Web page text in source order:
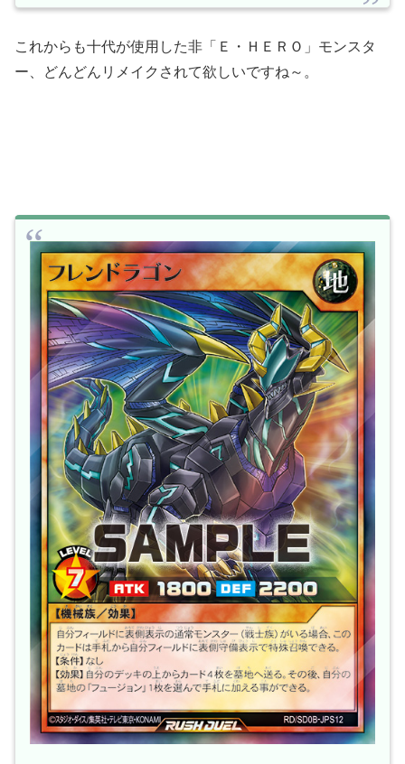
これからも十代が使用した非「Ｅ・ＨＥＲＯ」モンスタ
ー、どんどんリメイクされて欲しいですね～。